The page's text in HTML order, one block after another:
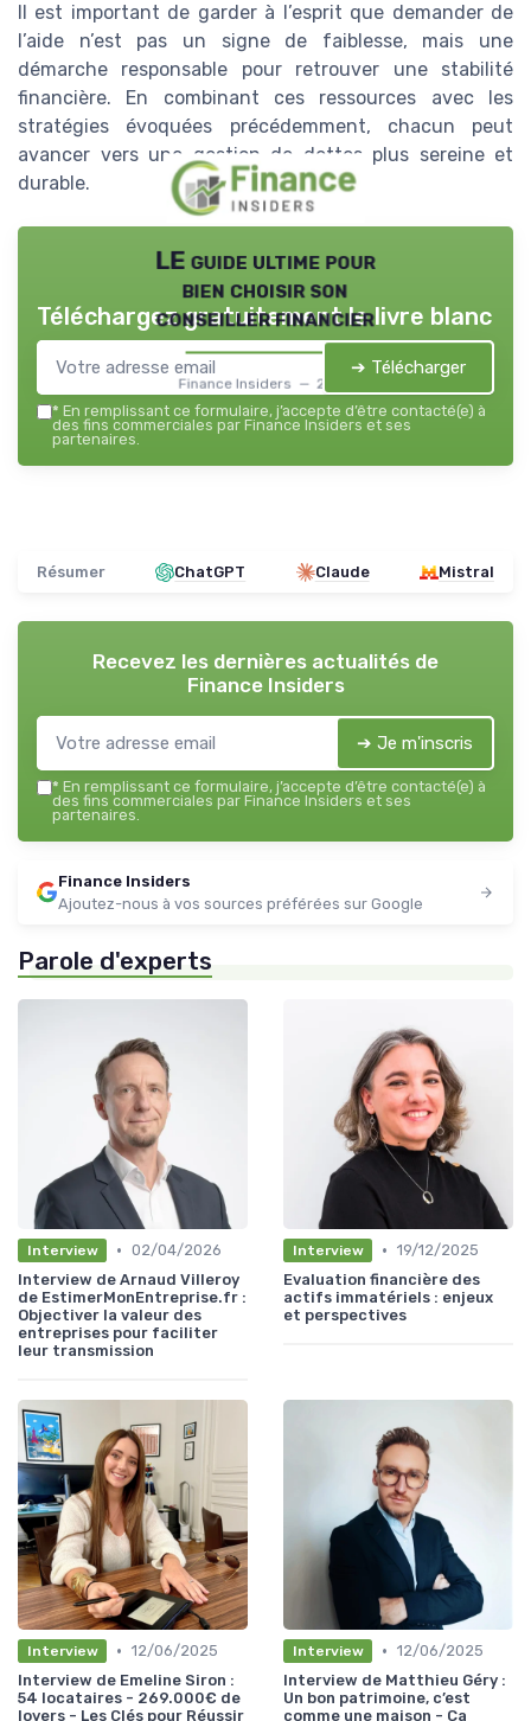
Il est important de garder à l’esprit que demander de
l’aide n’est pas un signe de faiblesse, mais une
démarche responsable pour retrouver une stabilité
financière. En combinant ces ressources avec les
stratégies évoquées précédemment, chacun peut
avancer vers une gestion de dettes plus sereine et
durable.
LE guide ultime pour
bien choisir son
conseiller financier
Finance Insiders — 2026
Téléchargez gratuitement le livre blanc
➔ Télécharger
* En remplissant ce formulaire, j’accepte d’être contacté(e) à
des fins commerciales par Finance Insiders et ses
partenaires.
Résumer ChatGPT Claude Mistral
Recevez les dernières actualités de
Finance Insiders
➔ Je m'inscris
* En remplissant ce formulaire, j’accepte d’être contacté(e) à
des fins commerciales par Finance Insiders et ses
partenaires.
Finance Insiders
Ajoutez-nous à vos sources préférées sur Google
Parole d'experts
Interview • 02/04/2026
Interview de Arnaud Villeroy
de EstimerMonEntreprise.fr :
Objectiver la valeur des
entreprises pour faciliter
leur transmission
Interview • 19/12/2025
Evaluation financière des
actifs immatériels : enjeux
et perspectives
Interview • 12/06/2025
Interview de Emeline Siron :
54 locataires - 269.000€ de
loyers - Les Clés pour Réussir
Interview • 12/06/2025
Interview de Matthieu Géry :
Un bon patrimoine, c’est
comme une maison - Ça